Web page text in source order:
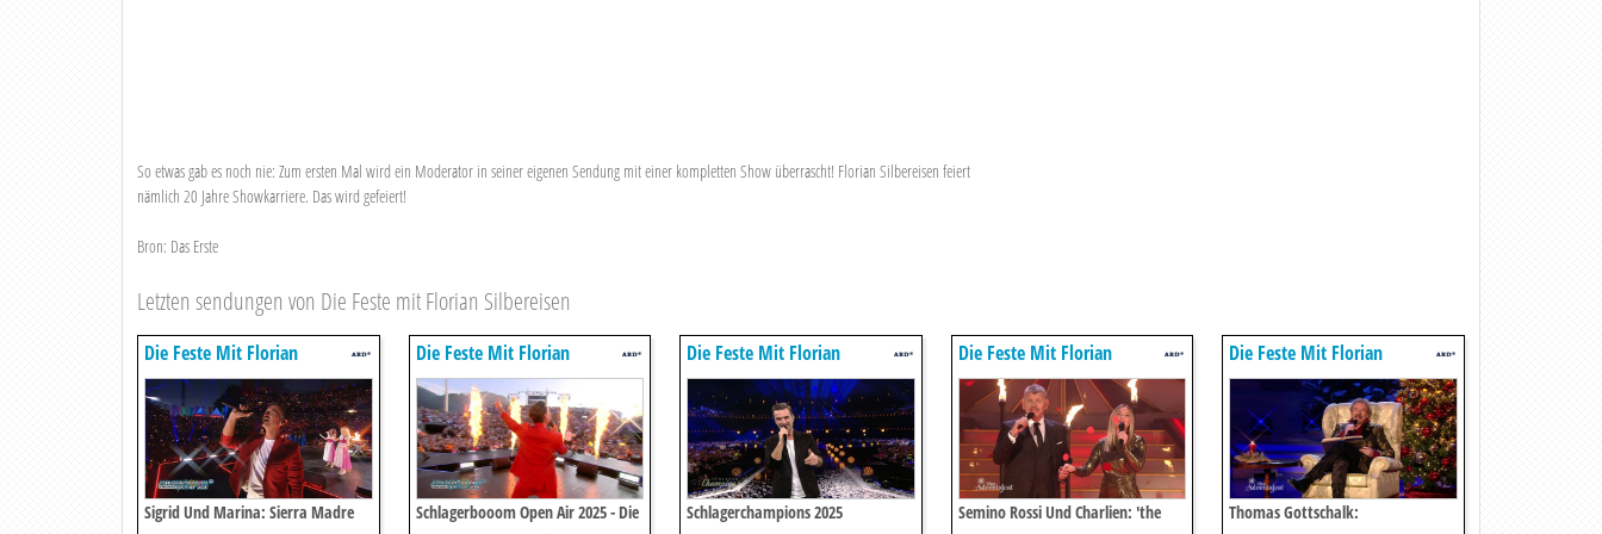
So etwas gab es noch nie: Zum ersten Mal wird ein Moderator in seiner eigenen Sendung mit einer kompletten Show überrascht! Florian Silbereisen feiert
nämlich 20 Jahre Showkarriere. Das wird gefeiert!
Bron: Das Erste
Letzten sendungen von Die Feste mit Florian Silbereisen
Die Feste Mit Florian
Silbereisen
Sigrid Und Marina: Sierra Madre
Die Feste Mit Florian
Silbereisen
Schlagerbooom Open Air 2025 - Die
Die Feste Mit Florian
Silbereisen
Schlagerchampions 2025
Die Feste Mit Florian
Silbereisen
Semino Rossi Und Charlien: 'the
Die Feste Mit Florian
Silbereisen
Thomas Gottschalk: